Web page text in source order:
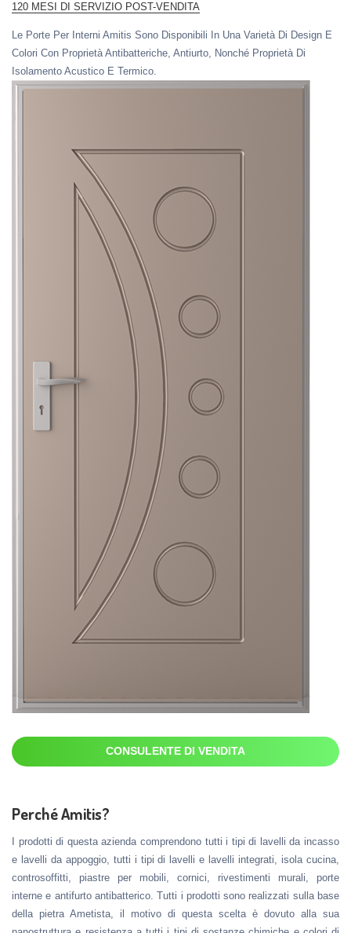
120 MESI DI SERVIZIO POST-VENDITA
Le Porte Per Interni Amitis Sono Disponibili In Una Varietà Di Design E
Colori Con Proprietà Antibatteriche, Antiurto, Nonché Proprietà Di
Isolamento Acustico E Termico.
CONSULENTE DI VENDITA
Perché Amitis?
I prodotti di questa azienda comprendono tutti i tipi di lavelli da incasso
e lavelli da appoggio, tutti i tipi di lavelli e lavelli integrati, isola cucina,
controsoffitti, piastre per mobili, cornici, rivestimenti murali, porte
interne e antifurto antibatterico. Tutti i prodotti sono realizzati sulla base
della pietra Ametista, il motivo di questa scelta è dovuto alla sua